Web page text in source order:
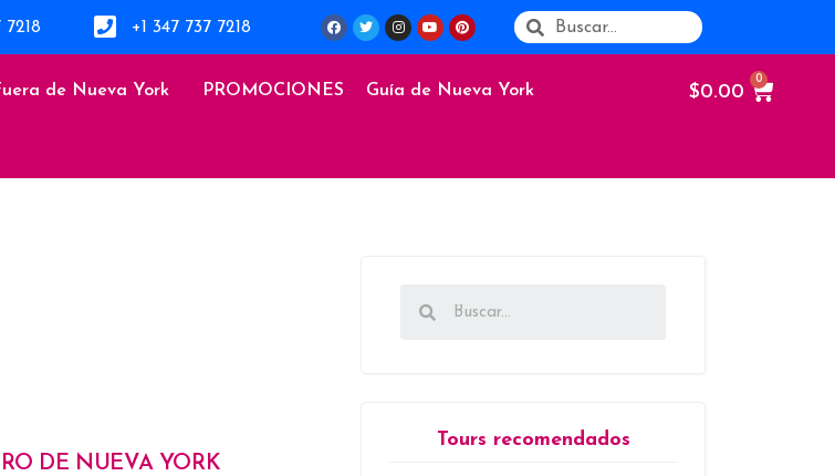
7218 +1 347 737 7218
de Nueva York PROMOCIONES Guía de Nueva York $0.00
DE NUEVA YORK
Tours recomendados